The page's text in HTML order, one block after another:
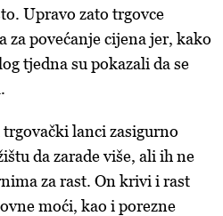
Upravo zato trgovce
povećanje cijena jer, kako
tjedna su pokazali da se
lanci zasigurno
da zarade više, ali ih ne
za rast. On krivi i rast
moći, kao i porezne